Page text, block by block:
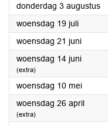
donderdag 3 augustus
woensdag 19 juli2023
woensdag 21 juni2023
woensdag 14 juni2023
(extra)
woensdag 10 mei2023
woensdag 26 april2023
(extra)